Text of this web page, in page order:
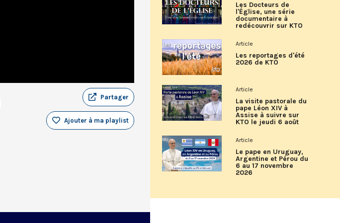
Partager
Ajouter à ma playlist
Les Docteurs de
l'Église, une série
documentaire à
redécouvrir sur KTO
Article
Les reportages d'été
2026 de KTO
Article
La visite pastorale du
pape Léon XIV à
Assise à suivre sur
KTO le jeudi 6 août
Article
Le pape en Uruguay,
Argentine et Pérou du
6 au 17 novembre
2026